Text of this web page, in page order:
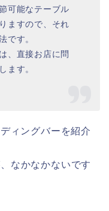
可能なテーブル
ますので、それ
です。
、直接お店に問
ます。
ィングバーを紹介
なかなかないです